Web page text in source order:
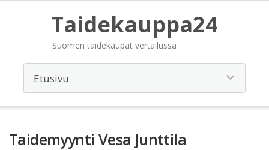
Taidekauppa24
Suomen taidekaupat vertailussa
Taidemyynti Vesa Junttila